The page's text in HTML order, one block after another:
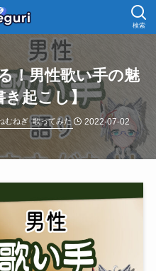
検索
！男性歌い手の魅
き起こし】
むねぎ 歌ってみた 2022-07-02